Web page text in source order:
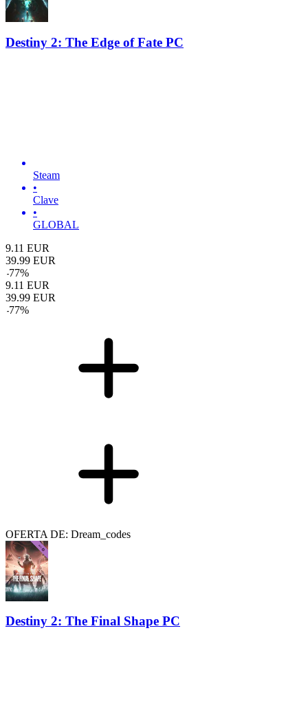
Destiny 2: The Edge of Fate PC
Steam
•
Clave
•
GLOBAL
9.11 EUR
39.99 EUR
-77%
9.11 EUR
39.99 EUR
-77%
OFERTA DE: Dream_codes
Destiny 2: The Final Shape PC